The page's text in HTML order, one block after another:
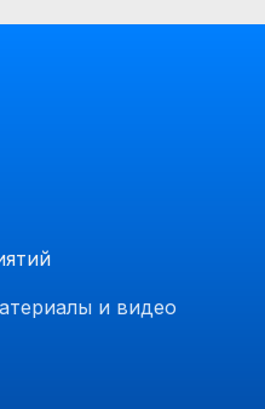
и видео